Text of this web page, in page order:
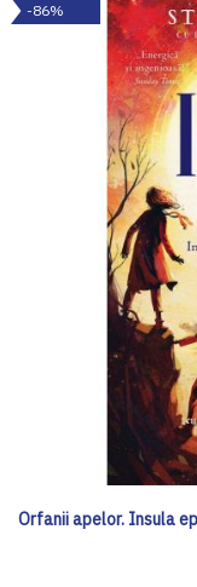
-86%
Orfanii apelor. Insula